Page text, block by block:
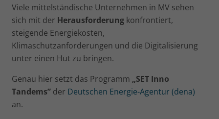
Viele mittelständische Unternehmen in MV sehen
sich mit der Herausforderung konfrontiert,
steigende Energiekosten,
Klimaschutzanforderungen und die Digitalisierung
unter einen Hut zu bringen.
Genau hier setzt das Programm „SET Inno
Tandems” der Deutschen Energie-Agentur (dena)
an.